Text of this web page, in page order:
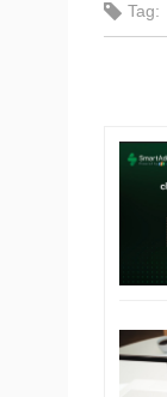
Tag: